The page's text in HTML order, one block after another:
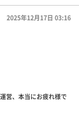
2025年12月17日 03:16
営、本当にお疲れ様で